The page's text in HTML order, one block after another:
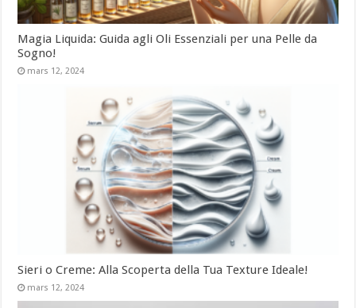
Magia Liquida: Guida agli Oli Essenziali per una Pelle da
Sogno!
mars 12, 2024
Sieri o Creme: Alla Scoperta della Tua Texture Ideale!
mars 12, 2024